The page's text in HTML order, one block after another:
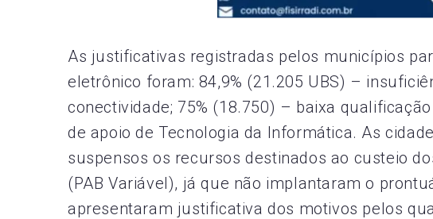
As justificativas registradas pelos municípios
eletrônico foram: 84,9% (21.205 UBS) –
conectividade; 75% (18.750) – baixa
de apoio de Tecnologia da Informática. As
suspensos os recursos destinados ao custeio
(PAB Variável), já que não implantaram o
apresentaram justificativa dos motivos pelos